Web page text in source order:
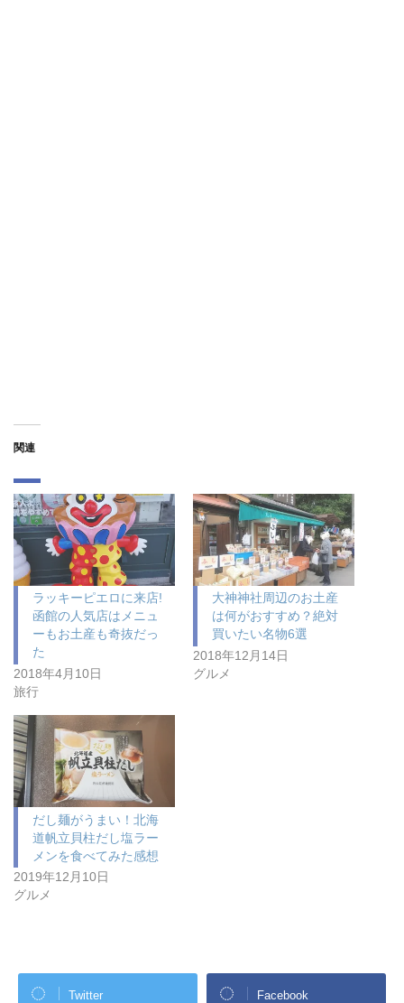
関連
ラッキーピエロに来店!
函館の人気店はメニュ
ーもお土産も奇抜だっ
た
2018年4月10日
旅行
大神神社周辺のお土産
は何がおすすめ？絶対
買いたい名物6選
2018年12月14日
グルメ
だし麺がうまい！北海
道帆立貝柱だし塩ラー
メンを食べてみた感想
2019年12月10日
グルメ
Twitter Facebook